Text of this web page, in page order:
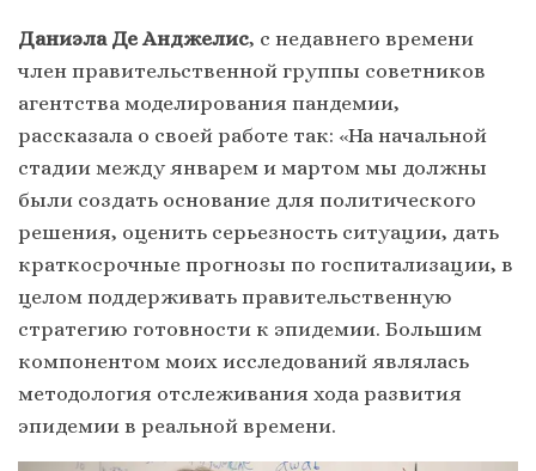
Даниэла Де Анджелис, с недавнего времени
член правительственной группы советников
агентства моделирования пандемии,
рассказала о своей работе так: «На начальной
стадии между январем и мартом мы должны
были создать основание для политического
решения, оценить серьезность ситуации, дать
краткосрочные прогнозы по госпитализации, в
целом поддерживать правительственную
стратегию готовности к эпидемии. Большим
компонентом моих исследований являлась
методология отслеживания хода развития
эпидемии в реальной времени.